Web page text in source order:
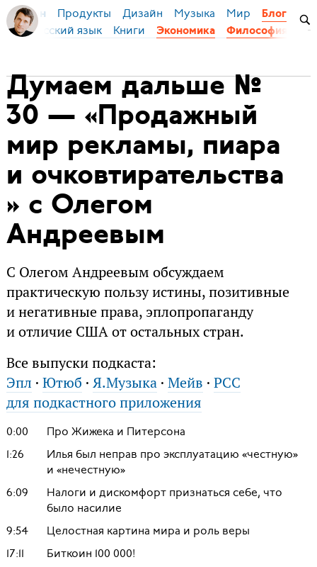
Бирман Продукты Дизайн Музыка Мир Блог
Русский язык Книги Экономика Философия
Думаем дальше №
30 — «Продажный
мир рекламы, пиара
и очковтирательства
» c Олегом
Андреевым
С Олегом Андреевым обсуждаем
практическую пользу истины, позитивные
и негативные права, эплопропаганду
и отличие США от остальных стран.
Все выпуски подкаста:
Эпл · Ютюб · Я.Музыка· Мейв · РСС
для подкастного приложения
0:00
Про Жижека и Питерсона
1:26
Илья был неправ про эксплуатацию «честную»
и «нечестную»
6:09
Налоги и дискомфорт признаться себе, что
было насилие
9:54
Целостная картина мира и роль веры
17:11
Биткоин 100 000!